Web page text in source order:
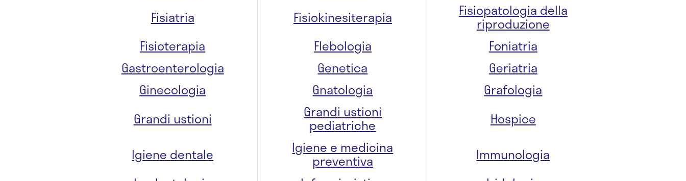
Fisiatria
Fisiokinesiterapia Fisiopatologia della
riproduzione
Fisioterapia
Flebologia
Foniatria
Gastroenterologia
Genetica
Geriatria
Ginecologia
Gnatologia
Grafologia
Grandi ustioni
Grandi ustioni
pediatriche
Hospice
Igiene dentale
Igiene e medicina
preventiva
Immunologia